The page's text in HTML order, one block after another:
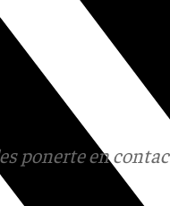
ponerte en